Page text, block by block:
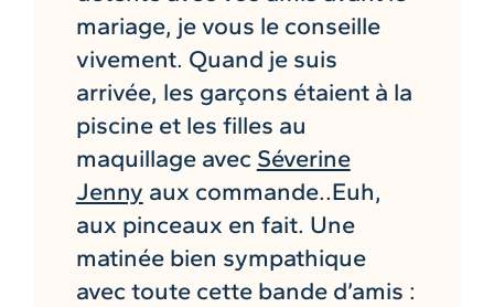
mariage, je vous le conseille
vivement. Quand je suis
arrivée, les garçons étaient à la
piscine et les filles au
maquillage avec Séverine
Jenny aux commande..Euh,
aux pinceaux en fait. Une
matinée bien sympathique
avec toute cette bande d’amis :